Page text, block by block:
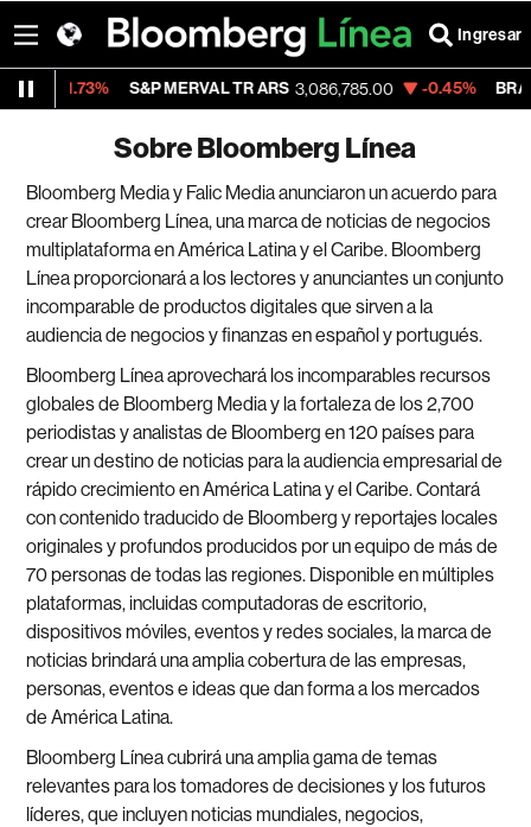
Ingresar
-1.73% S&P MERVAL TR ARS 3,086,785.00 -0.45%
Sobre Bloomberg Línea
Bloomberg Media y Falic Media anunciaron un acuerdo para
crear Bloomberg Línea, una marca de noticias de negocios
multiplataforma en América Latina y el Caribe. Bloomberg
Línea proporcionará a los lectores y anunciantes un conjunto
incomparable de productos digitales que sirven a la
audiencia de negocios y finanzas en español y portugués.
Bloomberg Línea aprovechará los incomparables recursos
globales de Bloomberg Media y la fortaleza de los 2,700
periodistas y analistas de Bloomberg en 120 países para
crear un destino de noticias para la audiencia empresarial de
rápido crecimiento en América Latina y el Caribe. Contará
con contenido traducido de Bloomberg y reportajes locales
originales y profundos producidos por un equipo de más de
70 personas de todas las regiones. Disponible en múltiples
plataformas, incluidas computadoras de escritorio,
dispositivos móviles, eventos y redes sociales, la marca de
noticias brindará una amplia cobertura de las empresas,
personas, eventos e ideas que dan forma a los mercados
de América Latina.
Bloomberg Línea cubrirá una amplia gama de temas
relevantes para los tomadores de decisiones y los futuros
líderes, que incluyen noticias mundiales, negocios,